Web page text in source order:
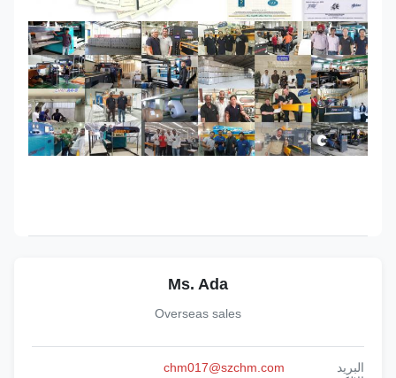
Ms. Ada
Overseas sales
chm017@szchm.com